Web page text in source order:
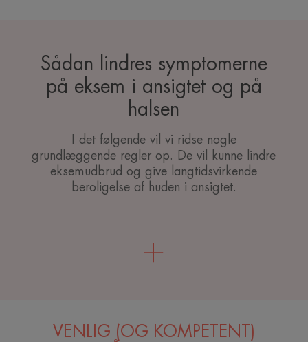
Sådan lindres symptomerne
på eksem i ansigtet og på
halsen
I det følgende vil vi ridse nogle
grundlæggende regler op. De vil kunne lindre
eksemudbrud og give langtidsvirkende
beroligelse af huden i ansigtet.
VENLIG (OG KOMPETENT)